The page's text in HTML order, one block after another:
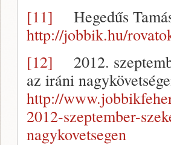
[11] Hegedűs
http://jobbik.hu/
[12] 2012.
az iráni
http://
2012-szeptember-
nagykovetsegen